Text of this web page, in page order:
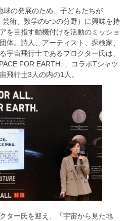
球の発展のため、子どもたちが
術、数学の5つの分野）に興味を持
を目指す動機付けを活動のミッショ
体。詩人、アーティスト、探検家、
宇宙飛行士であるプロクター氏は、
FOR EARTH. 」コラボTシャツ
飛行士3人の内の1人。
ター氏を迎え、「宇宙から見た地